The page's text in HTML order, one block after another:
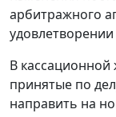
арбитражного
В
принятые по
направить на